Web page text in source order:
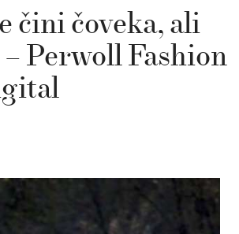
čini čoveka, ali
Perwoll Fashion